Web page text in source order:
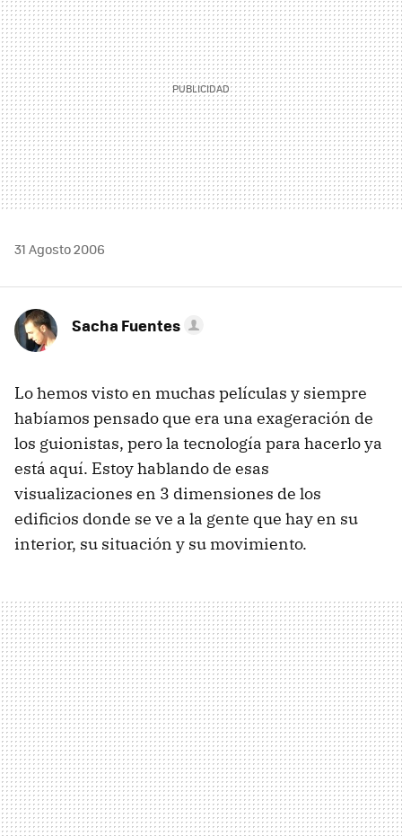
31 Agosto 2006
Sacha Fuentes
Lo hemos visto en muchas películas y siempre
habíamos pensado que era una exageración de
los guionistas, pero la tecnología para hacerlo ya
está aquí. Estoy hablando de esas
visualizaciones en 3 dimensiones de los
edificios donde se ve a la gente que hay en su
interior, su situación y su movimiento.